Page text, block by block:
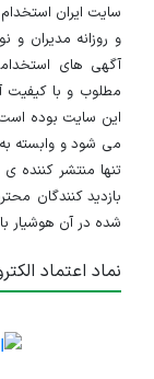
و روزانه مدیران
آگهی های
مطلوب و با کیفیت
این سایت بوده
می شود و وابسته
تنها منتشر کننده
بازدید کنندگان
شده در آن هوشیار
نماد اعتماد